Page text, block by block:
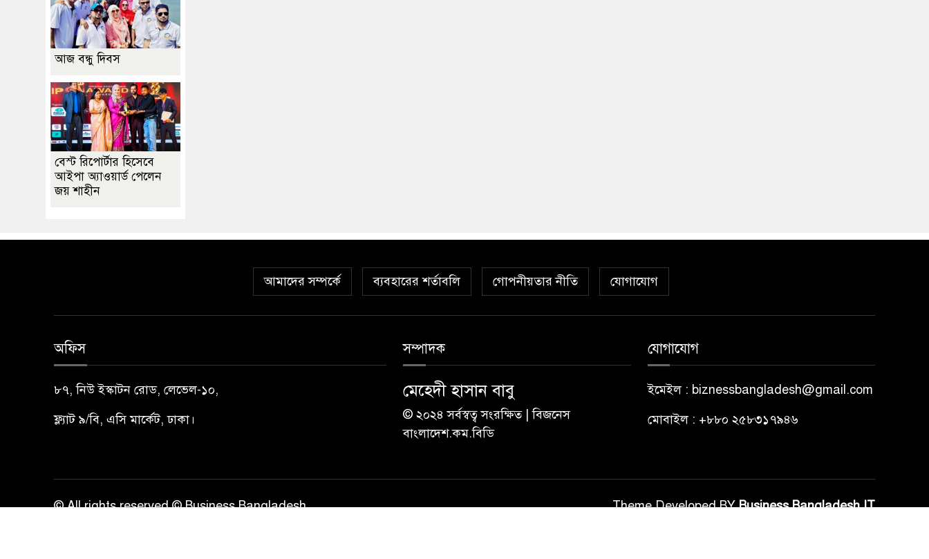
আজ বন্ধু দিবস
বেস্ট রিপোর্টার হিসেবে
আইপা অ্যাওয়ার্ড পেলেন
জয় শাহীন
আমাদের সম্পর্কে ব্যবহারের শর্তাবলি গোপনীয়তার নীতি যোগাযোগ
অফিস
৮৭, নিউ ইস্কাটন রোড, লেভেল-১০,
ফ্ল্যাট ৯/বি, এসি মার্কেট, ঢাকা।
সম্পাদক
মেহেদী হাসান বাবু
© ২০২৪ সর্বস্বত্ব সংরক্ষিত | বিজনেস
বাংলাদেশ.কম.বিডি
যোগাযোগ
ইমেইল : biznessbangladesh@gmail.com
মোবাইল : +৮৮০ ২৫৮৩১৭৯৪৬
© All rights reserved © Business Bangladesh Theme Developed BYBusiness Bangladesh IT